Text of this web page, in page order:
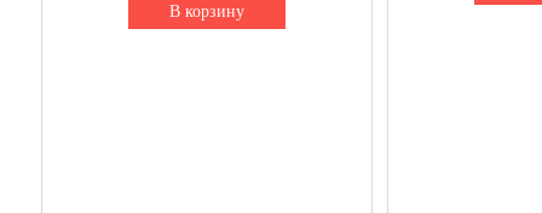
В корзину